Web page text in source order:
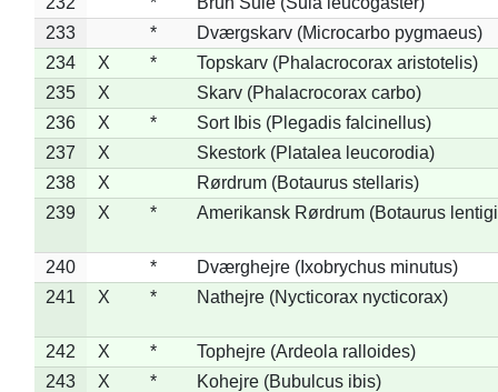
233
*
Dværgskarv (Microcarbo pygmaeus)
234
X *
Topskarv (Phalacrocorax aristotelis)
235
X
Skarv (Phalacrocorax carbo)
236
X *
Sort Ibis (Plegadis falcinellus)
237
X
Skestork (Platalea leucorodia)
238
X
Rørdrum (Botaurus stellaris)
239
X * Amerikansk Rørdrum (Botaurus
240 *
Dværghejre (Ixobrychus minutus)
241
X * Nathejre (Nycticorax nycticorax)
242 X *
Tophejre (Ardeola ralloides)
243
X *
Kohejre (Bubulcus ibis)